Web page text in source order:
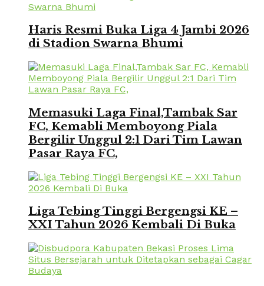
Haris Resmi Buka Liga 4 Jambi 2026
di Stadion Swarna Bhumi
Memasuki Laga Final,Tambak Sar
FC, Kemabli Memboyong Piala
Bergilir Unggul 2:1 Dari Tim Lawan
Pasar Raya FC,
Liga Tebing Tinggi Bergengsi KE –
XXI Tahun 2026 Kembali Di Buka